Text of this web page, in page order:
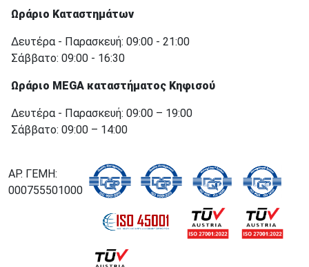
Ωράριο Καταστημάτων
Δευτέρα - Παρασκευή: 09:00 - 21:00
Σάββατο: 09:00 - 16:30
Ωράριο MEGA καταστήματος Κηφισού
Δευτέρα - Παρασκευή: 09:00 – 19:00
Σάββατο: 09:00 – 14:00
ΑΡ. ΓΕΜΗ:
000755501000